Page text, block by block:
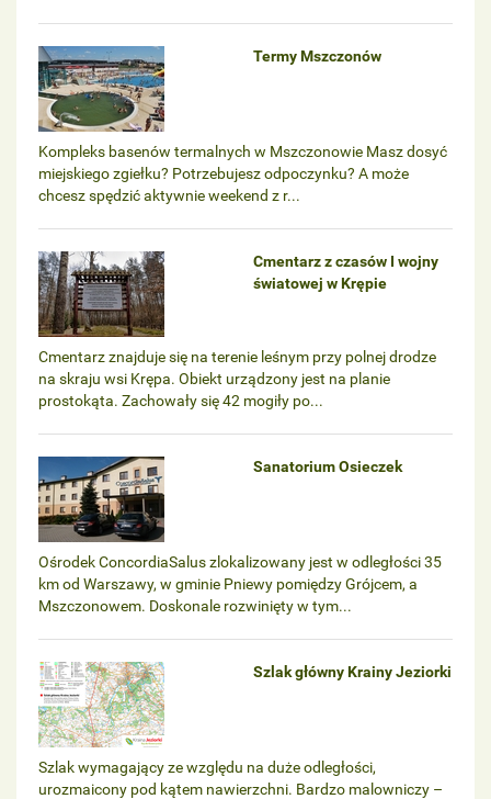
Termy Mszczonów
Kompleks basenów termalnych w Mszczonowie Masz dosyć
miejskiego zgiełku? Potrzebujesz odpoczynku? A może
chcesz spędzić aktywnie weekend z r...
Cmentarz z czasów I wojny
światowej w Krępie
Cmentarz znajduje się na terenie leśnym przy polnej drodze
na skraju wsi Krępa. Obiekt urządzony jest na planie
prostokąta. Zachowały się 42 mogiły po...
Sanatorium Osieczek
Ośrodek ConcordiaSalus zlokalizowany jest w odległości 35
km od Warszawy, w gminie Pniewy pomiędzy Grójcem, a
Mszczonowem. Doskonale rozwinięty w tym...
Szlak główny Krainy Jeziorki
Szlak wymagający ze względu na duże odległości,
urozmaicony pod kątem nawierzchni. Bardzo malowniczy –